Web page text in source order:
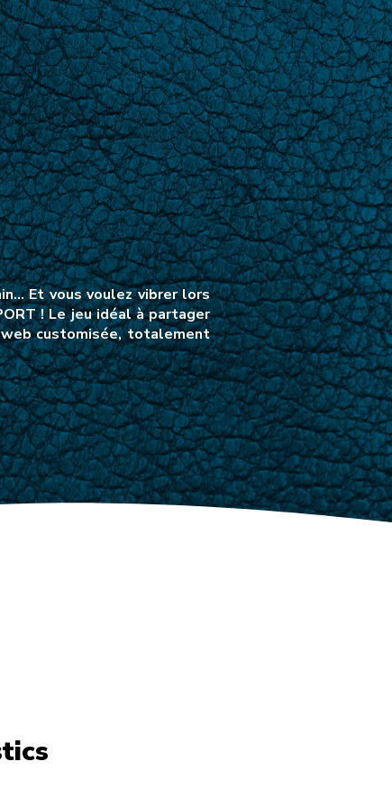
Et vous voulez vibrer lors
! Le jeu idéal à partager
customisée, totalement